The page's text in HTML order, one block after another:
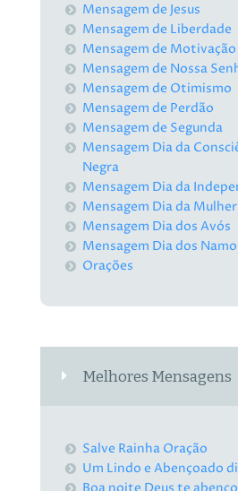
Mensagem de Jesus
Mensagem de Liberdade
Mensagem de Motivação
Mensagem de Nossa
Mensagem de Otimismo
Mensagem de Perdão
Mensagem de Segunda
Mensagem Dia da
Negra
Mensagem Dia da
Mensagem Dia da Mulher
Mensagem Dia dos Avós
Mensagem Dia dos
Orações
Melhores Mensagens
Salve Rainha Oração
Um Lindo e Abençoado